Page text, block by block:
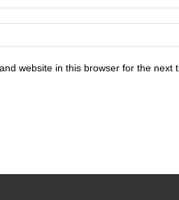
website in this browser for the next